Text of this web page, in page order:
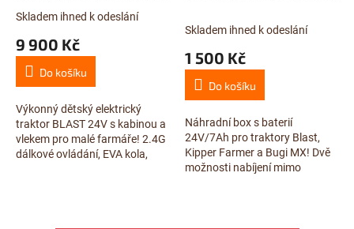
2x200W, červený
Průměrné
produktu
3,6
5
hvězdiček.
Skladem ihned k odeslání
9 900 Kč
Do košíku
Výkonný dětský elektrický
traktor BLAST 24V s kabinou a
vlekem pro malé farmáře! 2.4G
dálkové ovládání, EVA kola,
nabíjení mimo vozítka
Skladem ihned k odeslání
1 500 Kč
Do košíku
Náhradní box s baterií
24V/7Ah pro traktory Blast,
Kipper Farmer a Bugi MX! Dvě
možnosti nabíjení mimo